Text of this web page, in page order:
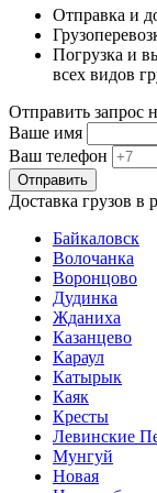
Отправка и
Погрузка и
всех видов
Отправить запрос
Ваше имя
Ваш телефон
Отправить
Доставка грузов в
Байкаловск
Волочанка
Воронцово
Дудинка
Жданиха
Казанцево
Караул
Катырык
Каяк
Кресты
Левинские
Мунгуй
Новая